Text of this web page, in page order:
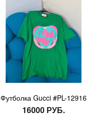
Футболка Gucci #PL-12916
16000 РУБ.